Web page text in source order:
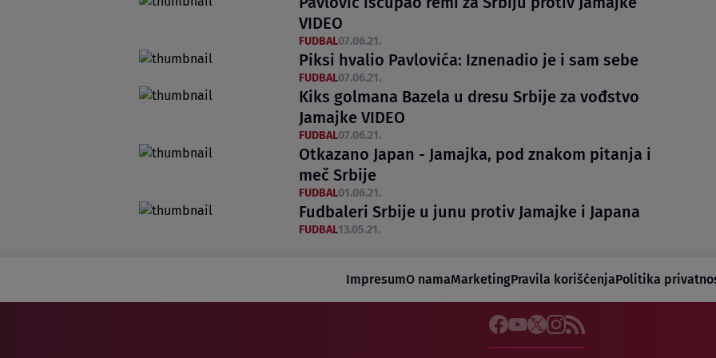
VIDEO
FUDBAL07.06.21.
Piksi hvalio Pavlovića: Iznenadio je i sam sebe
FUDBAL07.06.21.
Kiks golmana Bazela u dresu Srbije za vođstvo
Jamajke VIDEO
FUDBAL07.06.21.
Otkazano Japan - Jamajka, pod znakom pitanja i
meč Srbije
FUDBAL01.06.21.
Fudbaleri Srbije u junu protiv Jamajke i Japana
FUDBAL13.05.21.
ImpresumO namaMarketingPravila korišćenjaPolitika